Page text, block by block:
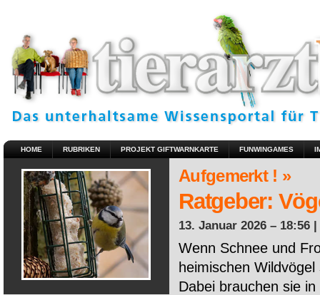
HOME RUBRIKEN PROJEKT GIFTWARNKARTE FUNWINGAMES
Aufgemerkt ! »
Ratgeber:
13. Januar 2026 – 18:56 |
Wenn Schnee und
heimischen
Dabei brauchen sie